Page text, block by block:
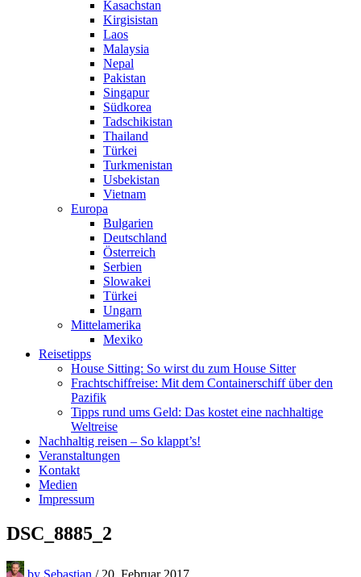
Kasachstan
Kirgisistan
Laos
Malaysia
Nepal
Pakistan
Singapur
Südkorea
Tadschikistan
Thailand
Türkei
Turkmenistan
Usbekistan
Vietnam
Europa
Bulgarien
Deutschland
Österreich
Serbien
Slowakei
Türkei
Ungarn
Mittelamerika
Mexiko
Reisetipps
House Sitting: So wirst du zum House Sitter
Frachtschiffreise: Mit dem Containerschiff über den
Pazifik
Tipps rund ums Geld: Das kostet eine nachhaltige
Weltreise
Nachhaltig reisen – So klappt’s!
Veranstaltungen
Kontakt
Medien
Impressum
DSC_8885_2
by Sebastian / 20. Februar 2017